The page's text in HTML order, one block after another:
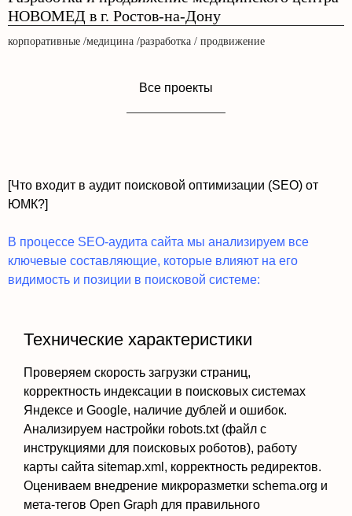
НОВОМЕД в г. Ростов-на-Дону
корпоративные /медицина /разработка / продвижение
Все проекты
[Что входит в аудит поисковой оптимизации (SEO) от
ЮМК?]
В процессе SEO-аудита сайта мы анализируем все
ключевые составляющие, которые влияют на его
видимость и позиции в поисковой системе:
Технические характеристики
Проверяем скорость загрузки страниц,
корректность индексации в поисковых системах
Яндексе и Google, наличие дублей и ошибок.
Анализируем настройки robots.txt (файл с
инструкциями для поисковых роботов), работу
карты сайта sitemap.xml, корректность редиректов.
Оцениваем внедрение микроразметки schema.org и
мета-тегов Open Graph для правильного